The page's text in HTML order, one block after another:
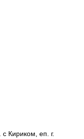
Кириком, еп. г.